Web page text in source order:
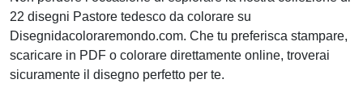
22 disegni Pastore tedesco da colorare su
Disegnidacoloraremondo.com. Che tu preferisca stampare,
scaricare in PDF o colorare direttamente online, troverai
sicuramente il disegno perfetto per te.